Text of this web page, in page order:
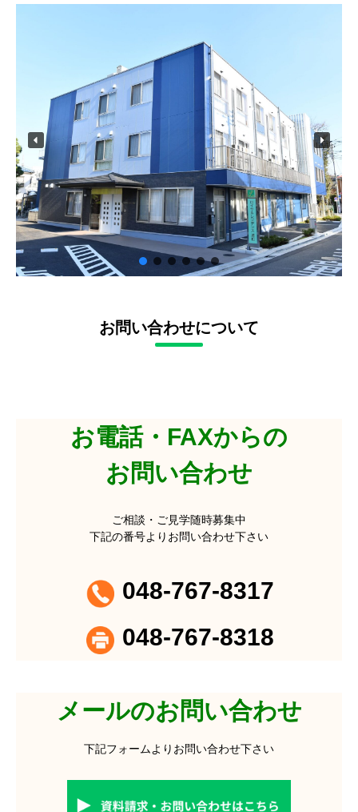
お問い合わせについて
お電話・FAXからの
お問い合わせ
ご相談・ご見学随時募集中
下記の番号よりお問い合わせ下さい
048-767-8317
048-767-8318
メールのお問い合わせ
下記フォームよりお問い合わせ下さい